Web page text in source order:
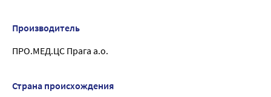
Производитель
ПРО.МЕД.ЦС Прага а.о.
Страна происхождения